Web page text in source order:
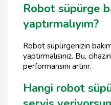
Robot süpürge
yaptırmalıyım?
Robot süpürgenizin
yaptırmalısınız. Bu,
performansını artırır.
Hangi robot